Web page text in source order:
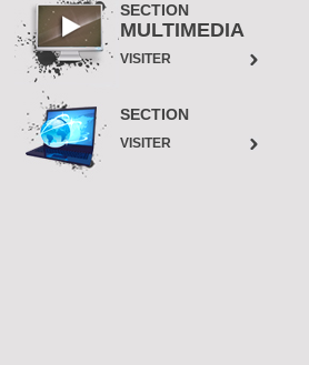
SECTION
MULTIMEDIA
VISITER
SECTION
VISITER